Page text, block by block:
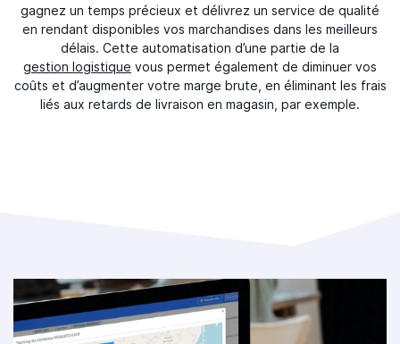
gagnez un temps précieux et délivrez un service de qualité
en rendant disponibles vos marchandises dans les meilleurs
délais. Cette automatisation d’une partie de la
gestion logistique vous permet également de diminuer vos
coûts et d’augmenter votre marge brute, en éliminant les frais
liés aux retards de livraison en magasin, par exemple.